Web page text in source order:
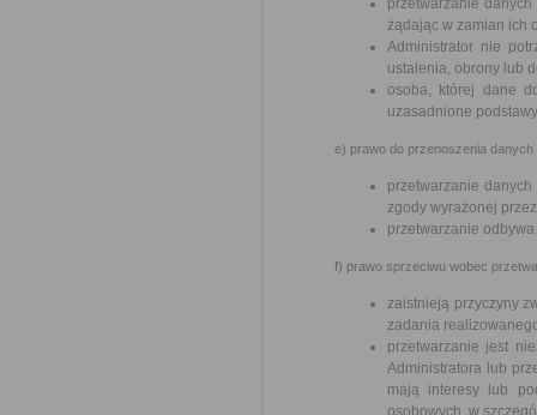
przetwarzanie
żądając w zamian ich
Administrator nie
ustalenia, obrony lub
osoba, której dane
uzasadnione
e) prawo do przenoszenia danych
przetwarzanie
zgody wyrażonej
przetwarzanie
f) prawo sprzeciwu wobec
zaistnieją przyczyny
zadania
przetwarzanie jest
Administratora lub
mają interesy lub
osobowych, w